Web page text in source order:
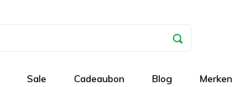
Sale Cadeaubon Blog Merken